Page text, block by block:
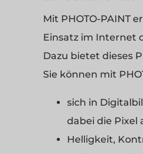
Mit PHOTO-PAINT
Einsatz im Internet
Dazu bietet dieses
Sie können mit
sich in
dabei die Pixel
Helligkeit,